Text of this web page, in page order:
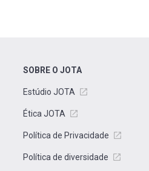
SOBRE O JOTA
Estúdio JOTA
Ética JOTA
Política de Privacidade
Política de diversidade